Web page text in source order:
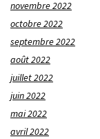
novembre 2022
octobre 2022
septembre 2022
août 2022
juillet 2022
juin 2022
mai 2022
avril 2022